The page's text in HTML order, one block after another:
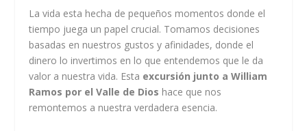
La vida esta hecha de pequeños momentos donde el
tiempo juega un papel crucial. Tomamos decisiones
basadas en nuestros gustos y afinidades, donde el
dinero lo invertimos en lo que entendemos que le da
valor a nuestra vida. Esta excursión junto a William
Ramos por el Valle de Dios hace que nos
remontemos a nuestra verdadera esencia.